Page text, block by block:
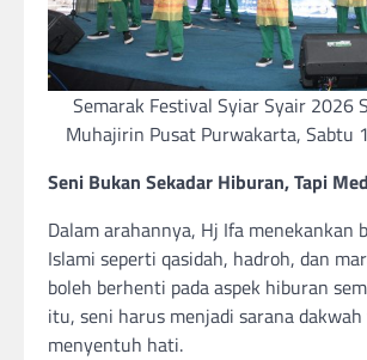
Semarak Festival Syiar Syair 2026
Muhajirin Pusat Purwakarta, Sabtu
Seni Bukan Sekadar Hiburan, Tapi
Dalam arahannya, Hj Ifa menekankan
Islami seperti qasidah, hadroh, dan
boleh berhenti pada aspek hiburan
itu, seni harus menjadi sarana
menyentuh hati.